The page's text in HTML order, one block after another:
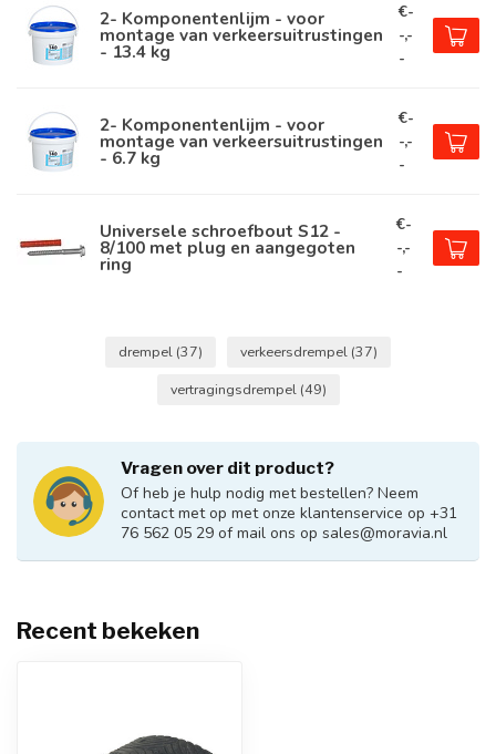
2- Komponentenlijm - voor
montage van verkeersuitrustingen
- 13.4 kg
€-
-,-
-
2- Komponentenlijm - voor
montage van verkeersuitrustingen
- 6.7 kg
€-
-,-
-
Universele schroefbout S12 -
8/100 met plug en aangegoten
ring
€-
-,-
-
drempel (37) verkeersdrempel (37)
vertragingsdrempel (49)
Vragen over dit product?
Of heb je hulp nodig met bestellen? Neem
contact met op met onze klantenservice op +31
76 562 05 29 of mail ons op sales@moravia.nl
Recent bekeken